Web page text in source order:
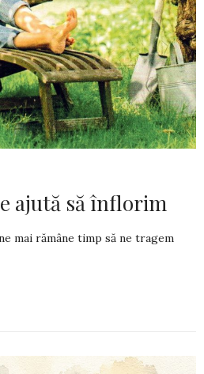
ajută să înflorim
mai rămâne timp să ne tragem